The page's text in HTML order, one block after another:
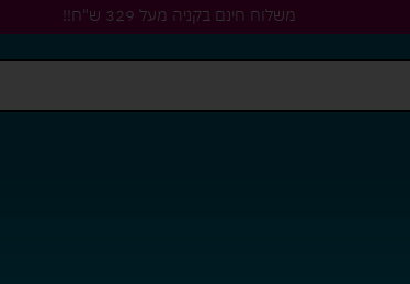
משלוח חינם בקניה מעל 329 ש"ח!!